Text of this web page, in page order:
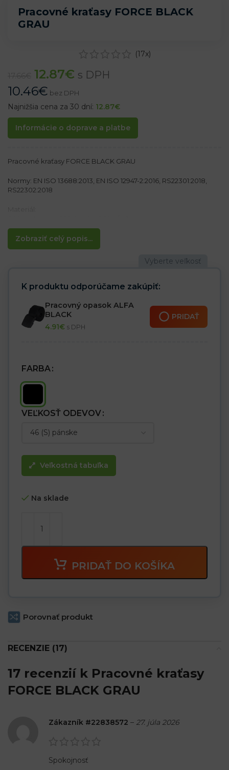
Pracovné kraťasy FORCE BLACK
GRAU
(17x)
12.87€ s DPH
10.46€ bez DPH
Najnižšia cena za 30 dní: 12.87€
Informácie o doprave a platbe
Zobraziť celý popis...
Pracovné kraťasy FORCE BLACK GRAU
Normy: EN ISO 13688:2013, EN ISO 12947-2:2016, RS22301:2018,
RS22302:2018
Vlastnosti:
– Elastický pás po bokoch pre lepšie prispôsobenie sa
– Jedno vrecko na nohe na príslušenstvo a bočné pozdĺžné
vrecko
– Testované na škodlivé látky v súlade s normami OEKO-TEX®
Standard 100
K produktu odporúčame zakúpiť:
Pracovný opasok ALFA
BLACK
4.91€ s DPH
PRIDAŤ
FARBA
VEĽKOSŤ ODEVOV
Veľkostná tabuľka
Na sklade
PRIDAŤ DO KOŠÍKA
Porovnať produkt
RECENZIE (17)
17 recenzií k Pracovné kraťasy
FORCE BLACK GRAU
Zákazník #22838572 – 27. júla 2026
Spokojnosť